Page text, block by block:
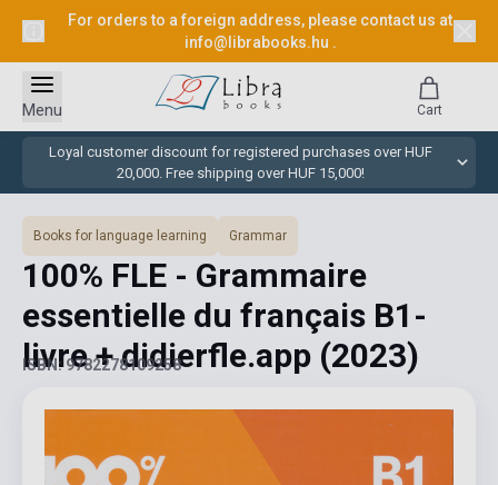
For orders to a foreign address, please contact us at
info@librabooks.hu .
Loyal customer discount for registered purchases over HUF
20,000. Free shipping over HUF 15,000!
Menu Cart
Books for language learning Grammar
100% FLE - Grammaire
essentielle du français B1-
livre + didierfle.app (2023)
ISBN: 9782278109258